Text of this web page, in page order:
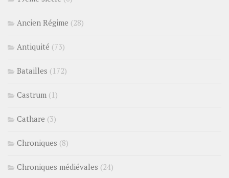
Ancien Régime (28)
Antiquité (73)
Batailles (172)
Castrum (1)
Cathare (3)
Chroniques (8)
Chroniques médiévales (24)